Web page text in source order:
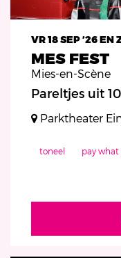
MES FEST
Mies-en-Scène
VR 18 SEP ’26EN
Pareltjes uit
Parktheater
toneel pay